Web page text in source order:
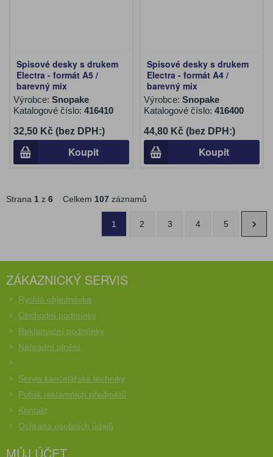
Spisové desky s drukem
Electra - formát A5 /
barevný mix
Výrobce: Snopake
Katalogové číslo: 416410
32,50 Kč (bez DPH:)
Koupit
Spisové desky s drukem
Electra - formát A4 /
barevný mix
Výrobce: Snopake
Katalogové číslo: 416400
44,80 Kč (bez DPH:)
Koupit
Strana 1 z 6 Celkem 107 záznamů
1 2 3 4 5
ZÁKAZNICKÝ SERVIS
Rychlá objednávka
Obchodní podmínky
Reklamační podmínky
Náhradní plnění
Servis kancelářské techniky
Potisk reklamních předmětů
Kontakt
Ochrana osobních údajů
MŮJ ÚČET